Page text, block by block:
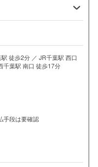
徒歩2分 ／ JR千葉駅 西口
千葉駅 南口 徒歩17分
段は要確認